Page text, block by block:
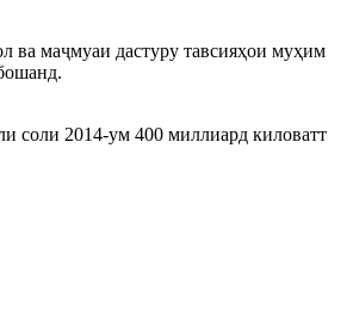
маҷмуаи дастуру тавсияҳои муҳим
соли 2014-ум 400 миллиард киловатт